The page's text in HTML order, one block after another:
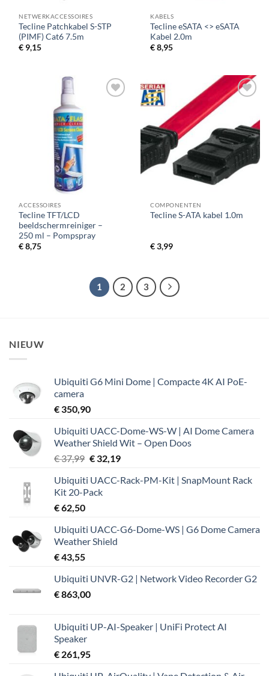
NETWERKACCESSOIRES
Tecline Patchkabel S-STP
(PIMF) Cat6 7.5m
€ 9,15
KABELS
Tecline eSATA <> eSATA
Kabel 2.0m
€8,95
ACCESSOIRES
Tecline TFT/LCD
beeldschermreiniger –
250 ml – Pompspray
€8,75
COMPONENTEN
Tecline S-ATA kabel 1.0m
€3,99
1 2 3
NIEUW
Ubiquiti G6 Mini Dome | Compacte 4K AI PoE-
camera
€ 350,90
Ubiquiti UACC-Dome-WS-W | AI Dome Camera
Weather Shield Wit – Open Doos
€37,99 Oorspronkelijke
was:
€ 37,99.
€32,19Huidige
is:
Ubiquiti UACC-Rack-PM-Kit | SnapMount Rack
Kit 20-Pack
€62,50
Ubiquiti UACC-G6-Dome-WS | G6 Dome Camera
Weather Shield
€43,55
Ubiquiti UNVR-G2 | Network Video Recorder G2
€863,00
Ubiquiti UP-AI-Speaker | UniFi Protect AI
Speaker
€ 261,95